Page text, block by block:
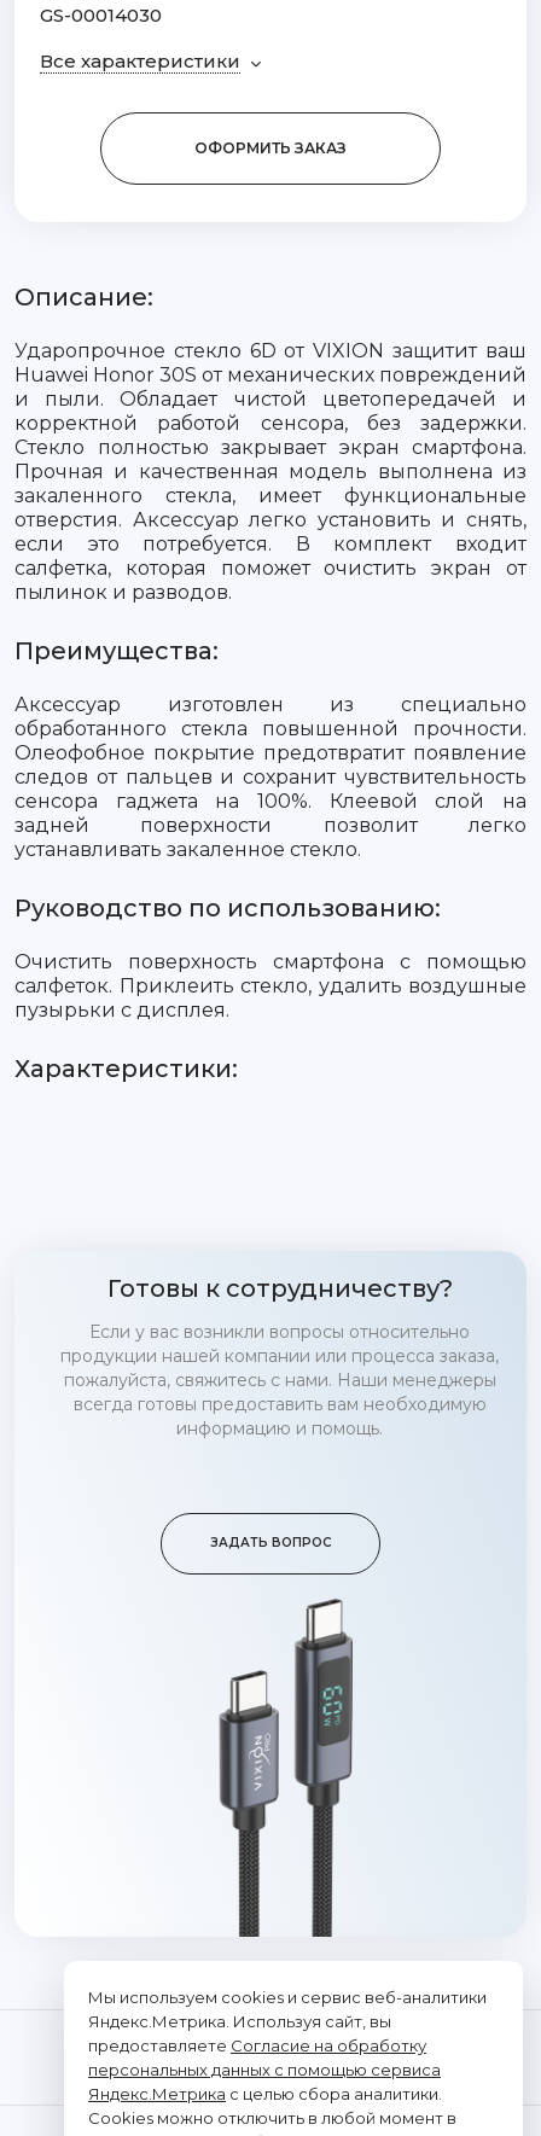
GS-00014030
Все характеристики
ОФОРМИТЬ ЗАКАЗ
Описание:
Ударопрочное стекло 6D от VIXION защитит ваш
Huawei Honor 30S от механических повреждений
и пыли. Обладает чистой цветопередачей и
корректной работой сенсора, без задержки.
Стекло полностью закрывает экран смартфона.
Прочная и качественная модель выполнена из
закаленного стекла, имеет функциональные
отверстия. Аксессуар легко установить и снять,
если это потребуется. В комплект входит
салфетка, которая поможет очистить экран от
пылинок и разводов.
Преимущества:
Аксессуар изготовлен из специально
обработанного стекла повышенной прочности.
Олеофобное покрытие предотвратит появление
следов от пальцев и сохранит чувствительность
сенсора гаджета на 100%. Клеевой слой на
задней поверхности позволит легко
устанавливать закаленное стекло.
Руководство по использованию:
Очистить поверхность смартфона с помощью
салфеток. Приклеить стекло, удалить воздушные
пузырьки с дисплея.
Характеристики:
Готовы к сотрудничеству?
Если у вас возникли вопросы относительно
продукции нашей компании или процесса заказа,
пожалуйста, свяжитесь с нами. Наши менеджеры
всегда готовы предоставить вам необходимую
информацию и помощь.
ЗАДАТЬ ВОПРОС
Мы используем cookies и сервис веб-аналитики
Яндекс.Метрика. Используя сайт, вы
предоставляете Согласие на обработку
персональных данных с помощью сервиса
Яндекс.Метрика с целью сбора аналитики.
Cookies можно отключить в любой момент в